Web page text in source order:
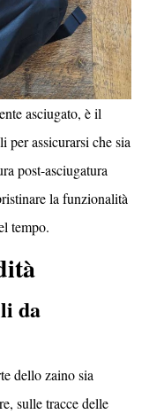
asciugato, è il
per assicurarsi che sia
post-asciugatura
la funzionalità
tempo.
da
dello zaino sia
sulle tracce delle